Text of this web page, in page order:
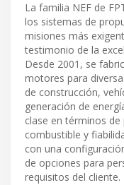
La familia NEF de
los sistemas de
misiones más
testimonio de la
Desde 2001, se
motores para
de construcción,
generación de
clase en términos
combustible y
con una
de opciones para
requisitos del cliente.